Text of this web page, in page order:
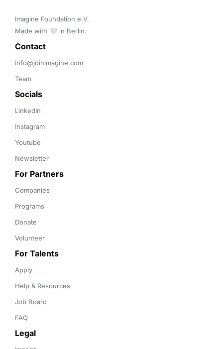
Imagine Foundation e.V.
Made with 🤍 in Berlin.
Contact
info@joinimagine.com
Team
Socials
LinkedIn
Instagram
Youtube
Newsletter
For Partners
Companies
Programs
Donate
Volunteer
For Talents
Apply
Help & Resources
Job Board
FAQ
Legal